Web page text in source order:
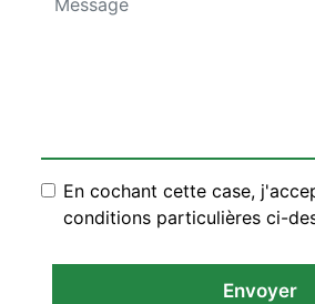
En cochant cette case,
conditions particulières ci-
Envoyer